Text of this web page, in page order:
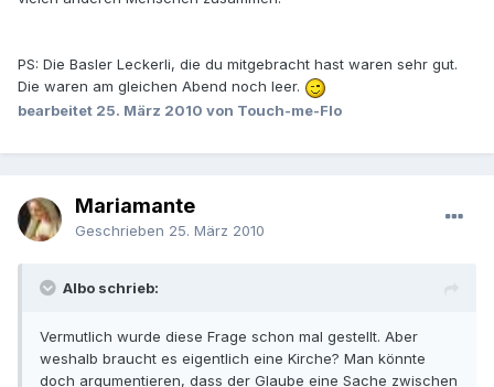
PS: Die Basler Leckerli, die du mitgebracht hast waren sehr gut.
Die waren am gleichen Abend noch leer.
bearbeitet 25. März 2010 von Touch-me-Flo
Mariamante
Geschrieben 25. März 2010
Albo schrieb:
Vermutlich wurde diese Frage schon mal gestellt. Aber
weshalb braucht es eigentlich eine Kirche? Man könnte
doch argumentieren, dass der Glaube eine Sache zwischen